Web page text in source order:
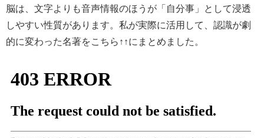
脳は、文字よりも音声情報のほうが「自分事」として浸透
しやすい性質があります。私が実際に活用して、認識が劇
的に変わった名著をこちら↑↑にまとめました。